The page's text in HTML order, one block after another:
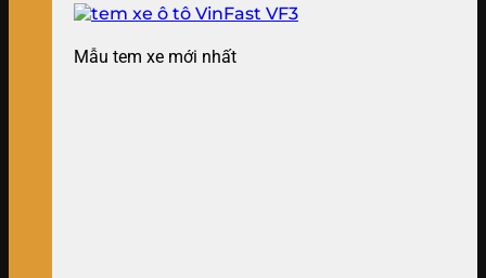
Mẫu tem xe mới nhất